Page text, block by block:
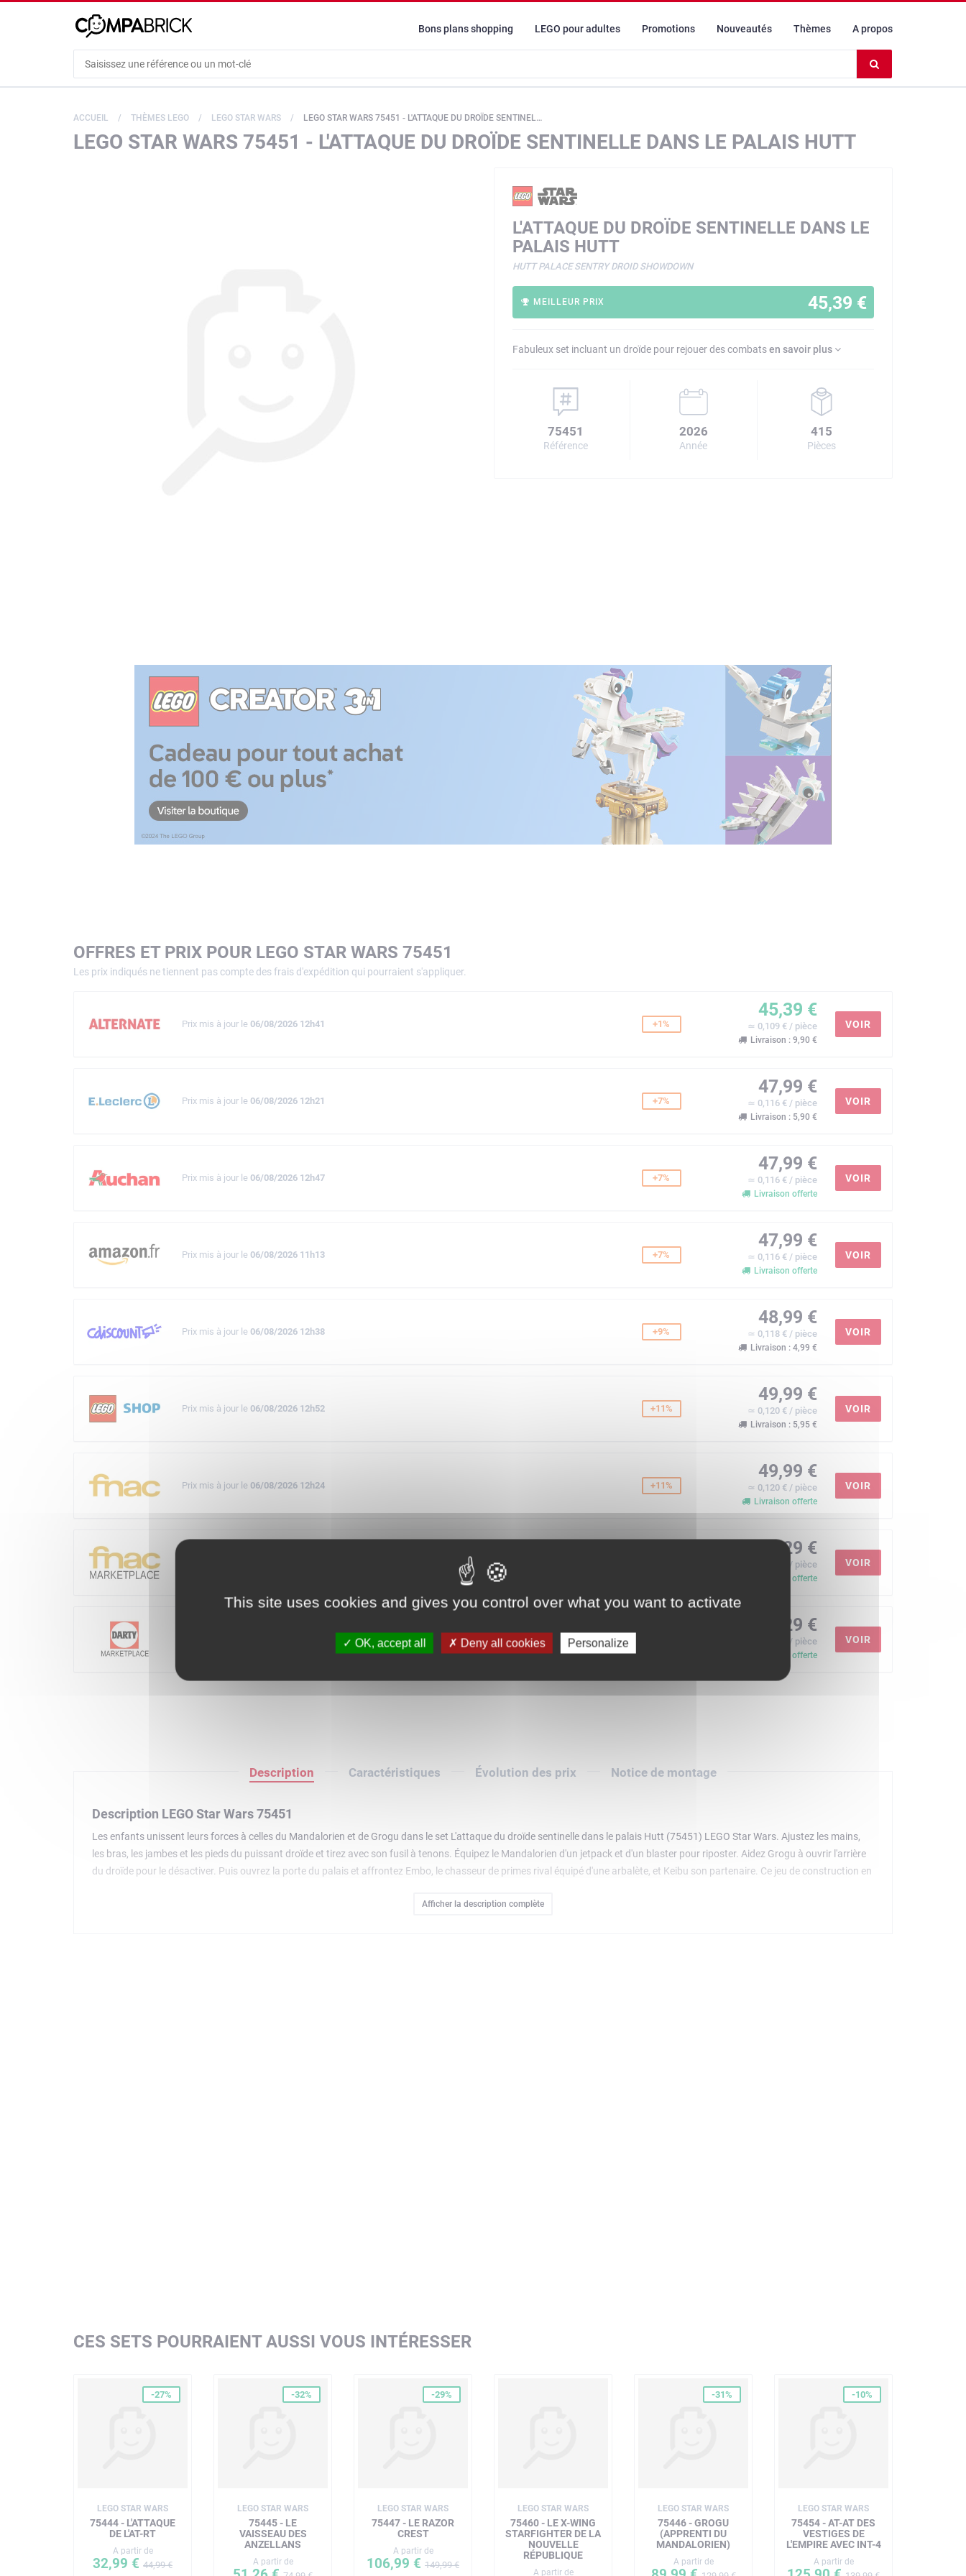
Bons plans shopping LEGO pour adultes Promotions Nouveautés Thèmes A propos
le
ACCUEIL THÈMES LEGO LEGO STAR WARS LEGO STAR WARS 75451 - L'ATTAQUE DU DROÏDE SENTINELLE DANS LE PALAIS HUTT
LEGO STAR WARS 75451 - L'ATTAQUE DU DROÏDE SENTINELLE DANS LE PALAIS HUTT
L'ATTAQUE DU DROÏDE SENTINELLE DANS LE
PALAIS HUTT
HUTT PALACE SENTRY DROID SHOWDOWN
45,39 €
MEILLEUR PRIX
Fabuleux set incluant un droïde pour rejouer des combatsen savoir plus
75451
Référence
2026
Année
415
Pièces
OFFRES ET PRIX POUR LEGO STAR WARS 75451
Les prix indiqués ne tiennent pas compte des frais d'expédition qui pourraient s'appliquer.
Prix mis à jour le 06/08/2026 12h41 +1%
45,39 €
≃ 0,109 € / pièce
Livraison : 9,90 €
VOIR
Prix mis à jour le 06/08/2026 12h21 +7%
47,99 €
≃ 0,116 € / pièce
Livraison : 5,90 €
VOIR
Prix mis à jour le 06/08/2026 12h47 +7%
47,99 €
≃ 0,116 € / pièce
Livraison offerte
VOIR
Prix mis à jour le 06/08/2026 11h13 +7%
47,99 €
≃ 0,116 € / pièce
Livraison offerte
VOIR
Prix mis à jour le 06/08/2026 12h38 +9%
48,99 €
≃ 0,118 € / pièce
Livraison : 4,99 €
VOIR
Prix mis à jour le 06/08/2026 12h52 +11%
49,99 €
≃ 0,120 € / pièce
Livraison : 5,95 €
VOIR
Prix mis à jour le 06/08/2026 12h24 +11%
49,99 €
≃ 0,120 € / pièce
Livraison offerte
VOIR
54,29 €
≃ 0,131 € / pièce
Livraison offerte
VOIR
54,29 €
≃ 0,131 € / pièce
Livraison offerte
VOIR
Description Caractéristiques Évolution des prix Notice de montage
Description LEGO Star Wars 75451
Les enfants unissent leurs forces à celles du Mandalorien et de Grogu dans le set L'attaque du droïde sentinelle dans le palais Hutt (75451) LEGO Star Wars. Ajustez les mains,
les bras, les jambes et les pieds du puissant droïde et tirez avec son fusil à tenons. Équipez le Mandalorien d'un jetpack et d'un blaster pour riposter. Aidez Grogu à ouvrir l'arrière
du droïde pour le désactiver. Puis ouvrez la porte du palais et affrontez Embo, le chasseur de primes rival équipé d'une arbalète, et Keibu son partenaire. Ce jeu de construction en
confiance avec l'appli LEGO Builder : ils peuvent zoomer, faire pivoter leur modèle en 3D et suivre leur progression grâce aux instructions numériques faciles à suivre. Cadeau
Afficher la description complète
CES SETS POURRAIENT AUSSI VOUS INTÉRESSER
-27%
LEGO STAR WARS
75444 - L'ATTAQUE
DE L'AT-RT
A partir de
32,99 € 44,99 €
-32%
LEGO STAR WARS
75445 - LE
VAISSEAU DES
ANZELLANS
A partir de
-29%
LEGO STAR WARS
75447 - LE RAZOR
CREST
A partir de
106,99 € 149,99 €
LEGO STAR WARS
75460 - LE X-WING
STARFIGHTER DE LA
NOUVELLE
RÉPUBLIQUE
A partir de
-31%
LEGO STAR WARS
75446 - GROGU
(APPRENTI DU
MANDALORIEN)
A partir de
-10%
LEGO STAR WARS
75454 - AT-AT DES
VESTIGES DE
L'EMPIRE AVEC INT-4
A partir de
This site uses cookies and gives you control over what you want to activate
OK, accept all Deny all cookies Personalize